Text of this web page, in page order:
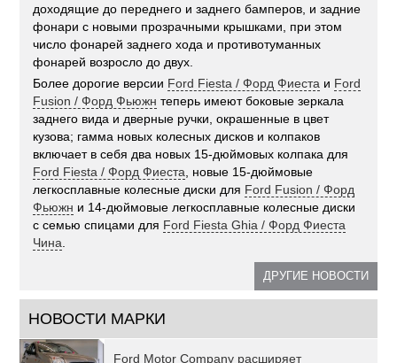
доходящие до переднего и заднего бамперов, и задние
фонари с новыми прозрачными крышками, при этом
число фонарей заднего хода и противотуманных
фонарей возросло до двух.
Более дорогие версии Ford Fiesta / Форд Фиеста и Ford
Fusion / Форд Фьюжн теперь имеют боковые зеркала
заднего вида и дверные ручки, окрашенные в цвет
кузова; гамма новых колесных дисков и колпаков
включает в себя два новых 15-дюймовых колпака для
Ford Fiesta / Форд Фиеста , новые 15-дюймовые
легкосплавные колесные диски для Ford Fusion / Форд
Фьюжн и 14-дюймовые легкосплавные колесные диски
с семью спицами для Ford Fiesta Ghia / Форд Фиеста
Чина
ДРУГИЕ НОВОСТИ
НОВОСТИ МАРКИ
Ford Motor Company расширяет